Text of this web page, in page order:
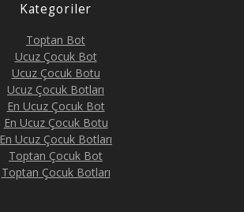
Kategoriler
Toptan Bot
Ucuz Çocuk Bot
Ucuz Çocuk Botu
Ucuz Çocuk Botları
En Ucuz Çocuk Bot
En Ucuz Çocuk Botu
En Ucuz Çocuk Botları
Toptan Çocuk Bot
Toptan Çocuk Botları